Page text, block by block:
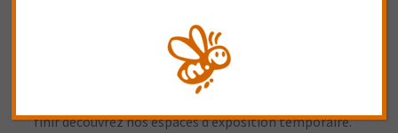
perfection : Agriculture, Biodiversité & Abeilles. Au
cœur du musée, découvrez également son patrimoine
ancien « le moulin de Célestin » à travers une
animation émouvante et pleine de sensations ! Pour
finir découvrez nos espaces d’exposition temporaire.